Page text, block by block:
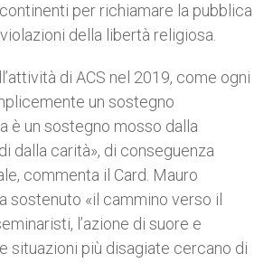
per richiamare la pubblica
della libertà religiosa.
di ACS nel 2019, come ogni
un sostegno
è un sostegno mosso dalla
dalla carità», di conseguenza
commenta il Card. Mauro
sostenuto «il cammino verso il
l’azione di suore e
situazioni più disagiate cercano di